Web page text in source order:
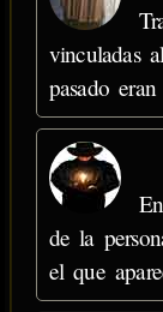
vinculadas
pasado
de la
el que